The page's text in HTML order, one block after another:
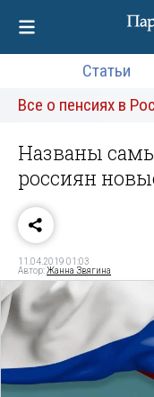
Статьи
Все о пенсиях в
Названы
россиян
11.04.2019 01:03
Автор:Жанна Звягина